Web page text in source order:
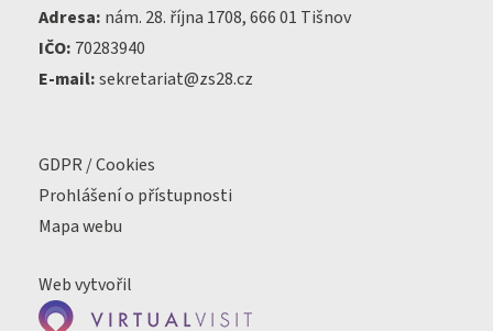
Adresa: nám. 28. října 1708, 666 01 Tišnov
IČO: 70283940
E-mail:sekretariat@zs28.cz
GDPR / Cookies
Prohlášení o přístupnosti
Mapa webu
Web vytvořil